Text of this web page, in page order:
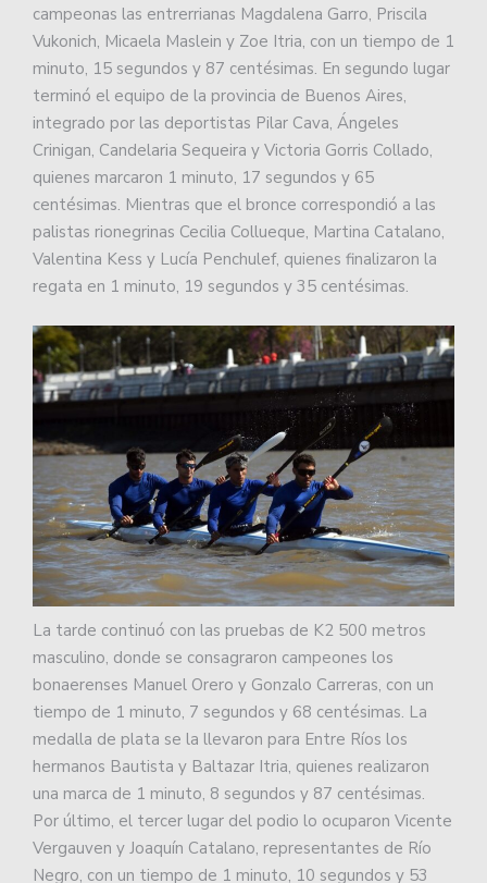
campeonas las entrerrianas Magdalena Garro, Priscila
Vukonich, Micaela Maslein y Zoe Itria, con un tiempo de 1
minuto, 15 segundos y 87 centésimas. En segundo lugar
terminó el equipo de la provincia de Buenos Aires,
integrado por las deportistas Pilar Cava, Ángeles
Crinigan, Candelaria Sequeira y Victoria Gorris Collado,
quienes marcaron 1 minuto, 17 segundos y 65
centésimas. Mientras que el bronce correspondió a las
palistas rionegrinas Cecilia Collueque, Martina Catalano,
Valentina Kess y Lucía Penchulef, quienes finalizaron la
regata en 1 minuto, 19 segundos y 35 centésimas.
La tarde continuó con las pruebas de K2 500 metros
masculino, donde se consagraron campeones los
bonaerenses Manuel Orero y Gonzalo Carreras, con un
tiempo de 1 minuto, 7 segundos y 68 centésimas. La
medalla de plata se la llevaron para Entre Ríos los
hermanos Bautista y Baltazar Itria, quienes realizaron
una marca de 1 minuto, 8 segundos y 87 centésimas.
Por último, el tercer lugar del podio lo ocuparon Vicente
Vergauven y Joaquín Catalano, representantes de Río
Negro, con un tiempo de 1 minuto, 10 segundos y 53